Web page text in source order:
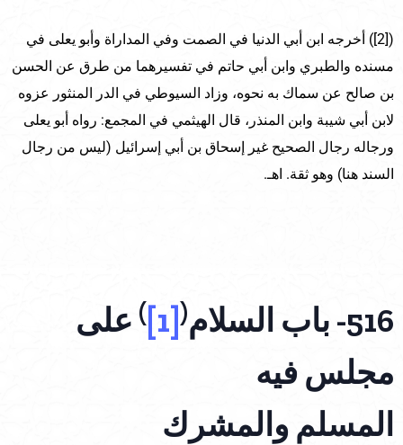
([2]) أخرجه ابن أبي الدنيا في الصمت وفي المداراة وأبو يعلى في
مسنده والطبري وابن أبي حاتم في تفسيرهما من طرق عن الحسن
بن صالح عن سماك به نحوه، وزاد السيوطي في الدر المنثور عزوه
لابن أبي شيبة وابن المنذر، قال الهيثمي في المجمع: رواه أبو يعلى
ورجاله رجال الصحيح غير إسحاق بن أبي إسرائيل (ليس من رجال
السند هنا) وهو ثقة. اهـ.
516- باب السلام (
[1]
) على
مجلس فيه
المسلم والمشرك